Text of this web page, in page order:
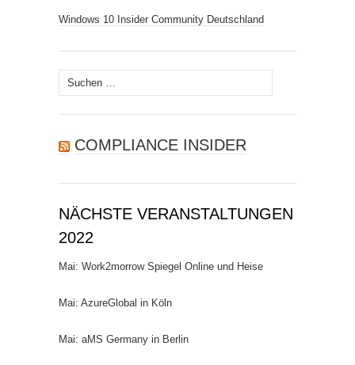
Windows 10 Insider Community Deutschland
Suchen
nach:
COMPLIANCE INSIDER
NÄCHSTE VERANSTALTUNGEN
2022
Mai: Work2morrow Spiegel Online und Heise
Mai: AzureGlobal in Köln
Mai: aMS Germany in Berlin